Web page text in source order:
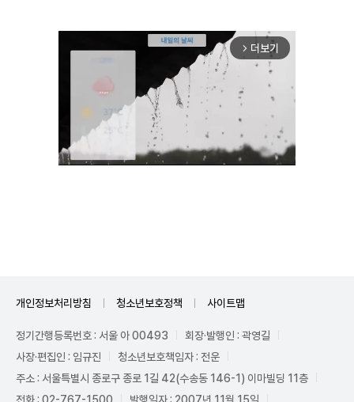
arrow_forward_ios 더보기
개인정보처리방침 청소년보호정책 사이트맵
정기간행등록번호 : 서울 아 00493
회장·발행인 : 곽영길
사장·편집인 : 임규진
청소년보호책임자 : 전운
주소 : 서울특별시 종로구 종로 1길 42(수송동 146-1) 이마빌딩 11층